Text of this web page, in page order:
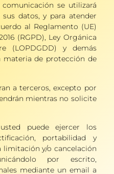
comunicación se utilizará
datos, y para atender
al Reglamento (UE)
(RGPD), Ley Orgánica
(LOPDGDD) y demás
de protección de
a terceros, excepto por
mientras no solicite
puede ejercer los
portabilidad y
limitación y/o cancelación
por escrito,
mediante un email a